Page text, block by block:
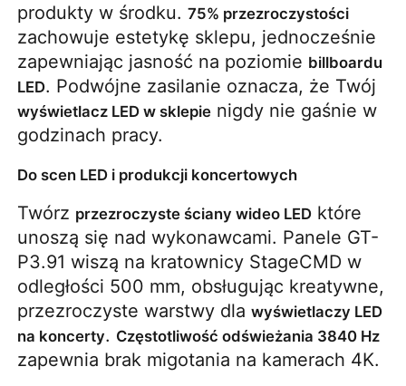
produkty w środku. 75% przezroczystości
zachowuje estetykę sklepu, jednocześnie
zapewniając jasność na poziomie billboardu
LED
wyświetlacz LED w sklepie nigdy nie gaśnie w
godzinach pracy.
Do scen LED i produkcji koncertowych
Twórz przezroczyste ściany wideo LED które
unoszą się nad wykonawcami. Panele GT-
P3.91 wiszą na kratownicy StageCMD w
odległości 500 mm, obsługując kreatywne,
przezroczyste warstwy dla wyświetlaczy LED
na koncerty. Częstotliwość odświeżania 3840 Hz
zapewnia brak migotania na kamerach 4K.